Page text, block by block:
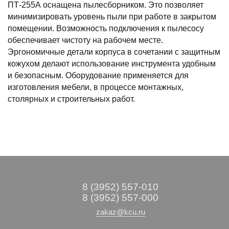
ПТ-255А оснащена пылесборником. Это позволяет
минимизировать уровень пыли при работе в закрытом
помещении. Возможность подключения к пылесосу
обеспечивает чистоту на рабочем месте.
Эргономичные детали корпуса в сочетании с защитным
кожухом делают использование инструмента удобным
и безопасным. Оборудование применяется для
изготовления мебели, в процессе монтажных,
столярных и строительных работ.
8 (3952) 557-010
8 (3952) 557-000
zakaz@kcu.ru